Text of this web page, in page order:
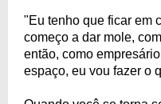
"Eu tenho que ficar em
começo a dar mole,
então, como
espaço, eu vou fazer o